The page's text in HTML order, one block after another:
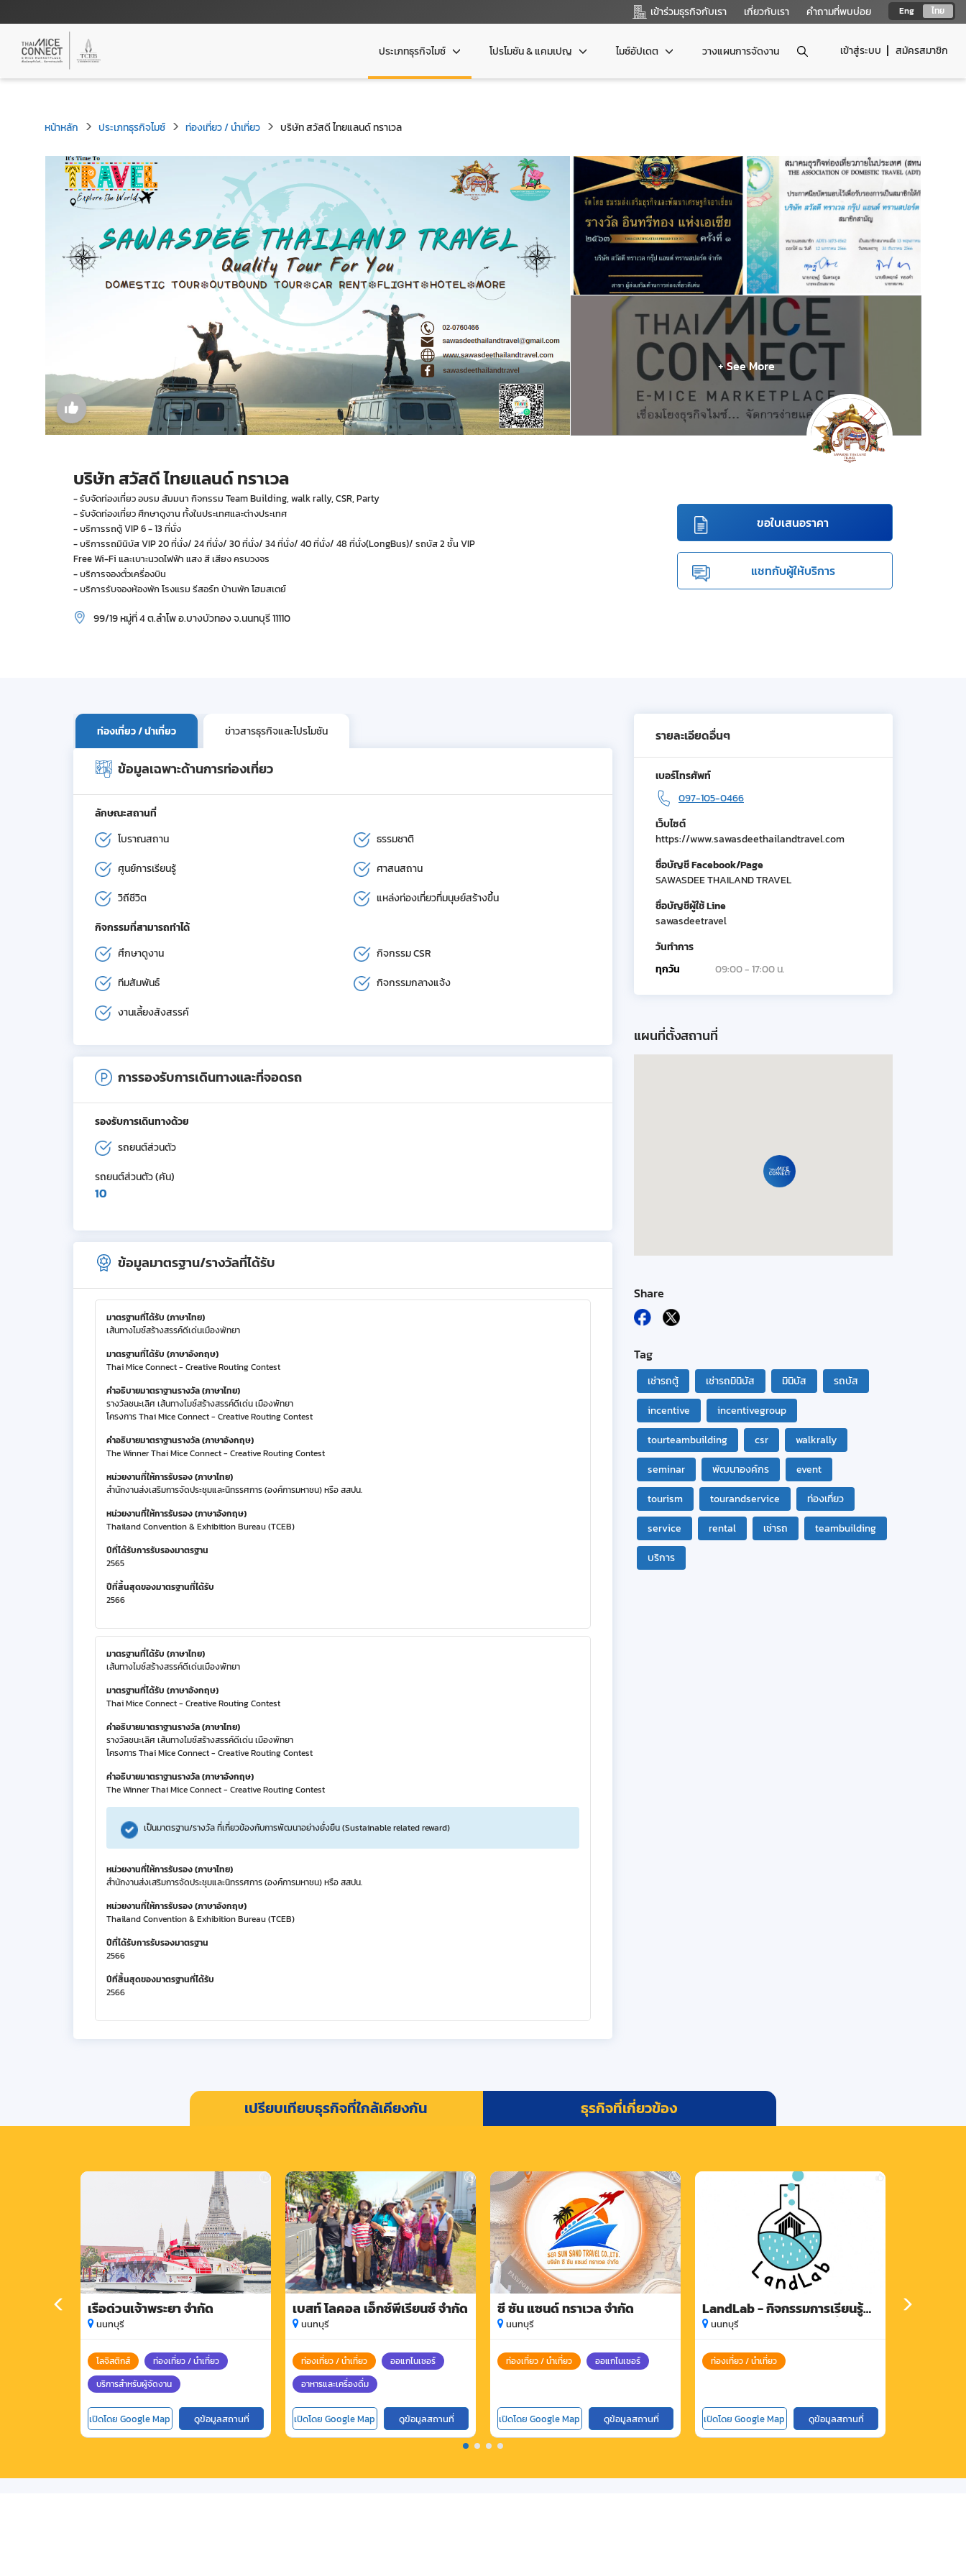
Eng ไทย
เข้าร่วมธุรกิจกับเรา เกี่ยวกับเรา คำถามที่พบบ่อย
เข้าสู่ระบบ สมัครสมาชิก
ประเภทธุรกิจไมซ์ โปรโมชัน & แคมเปญ ไมซ์อัปเดต วางแผนการจัดงาน
หน้าหลัก ประเภทธุรกิจไมซ์ ท่องเที่ยว / นำเที่ยว บริษัท สวัสดี ไทยแลนด์ ทราเวล
+ See More
บริษัท สวัสดี ไทยแลนด์ ทราเวล
- รับจัดท่องเที่ยว อบรม สัมมนา กิจกรรม Team Building, walk rally, CSR, Party
- รับจัดท่องเที่ยว ศึกษาดูงาน ทั้งในประเทศและต่างประเทศ
- บริการรถตู้ VIP 6 - 13 ที่นั่ง
- บริการรถมินิบัส VIP 20 ที่นั่ง/ 24 ที่นั่ง/ 30 ที่นั่ง/ 34 ที่นั่ง/ 40 ที่นั่ง/ 48 ที่นั่ง(LongBus)/ รถบัส 2 ชั้น VIP
Free Wi-Fi และเบาะนวดไฟฟ้า แสง สี เสียง ครบวงจร
- บริการจองตั๋วเครื่องบิน
- บริการรับจองห้องพัก โรงแรม รีสอร์ท บ้านพัก โฮมสเตย์
99/19 หมู่ที่ 4 ต.ลำโพ อ.บางบัวทอง จ.นนทบุรี 11110
ขอใบเสนอราคา
แชทกับผู้ให้บริการ
ท่องเที่ยว / นำเที่ยว ข่าวสารธุรกิจและโปรโมชัน
ข้อมูลเฉพาะด้านการท่องเที่ยว
ลักษณะสถานที่
โบราณสถาน
ธรรมชาติ
ศูนย์การเรียนรู้
ศาสนสถาน
วิถีชีวิต
แหล่งท่องเที่ยวที่มนุษย์สร้างขึ้น
กิจกรรมที่สามารถทำได้
ศึกษาดูงาน
กิจกรรม CSR
ทีมสัมพันธ์
กิจกรรมกลางแจ้ง
งานเลี้ยงสังสรรค์
การรองรับการเดินทางและที่จอดรถ
รองรับการเดินทางด้วย
รถยนต์ส่วนตัว
รถยนต์ส่วนตัว (คัน)
10
ข้อมูลมาตรฐาน/รางวัลที่ได้รับ
มาตรฐานที่ได้รับ (ภาษาไทย)
เส้นทางไมซ์สร้างสรรค์ดีเด่นเมืองพัทยา
มาตรฐานที่ได้รับ (ภาษาอังกฤษ)
Thai Mice Connect - Creative Routing Contest
คำอธิบายมาตราฐานรางวัล (ภาษาไทย)
รางวัลชนะเลิศ เส้นทางไมซ์สร้างสรรค์ดีเด่น เมืองพัทยา
โครงการ Thai Mice Connect - Creative Routing Contest
คำอธิบายมาตราฐานรางวัล (ภาษาอังกฤษ)
The Winner Thai Mice Connect - Creative Routing Contest
หน่วยงานที่ให้การรับรอง (ภาษาไทย)
สำนักงานส่งเสริมการจัดประชุมและนิทรรศการ (องค์การมหาชน) หรือ สสปน.
หน่วยงานที่ให้การรับรอง (ภาษาอังกฤษ)
Thailand Convention & Exhibition Bureau (TCEB)
ปีที่ได้รับการรับรองมาตรฐาน
2565
ปีที่สิ้นสุดของมาตรฐานที่ได้รับ
2566
มาตรฐานที่ได้รับ (ภาษาไทย)
เส้นทางไมซ์สร้างสรรค์ดีเด่นเมืองพัทยา
มาตรฐานที่ได้รับ (ภาษาอังกฤษ)
Thai Mice Connect - Creative Routing Contest
คำอธิบายมาตราฐานรางวัล (ภาษาไทย)
รางวัลชนะเลิศ เส้นทางไมซ์สร้างสรรค์ดีเด่น เมืองพัทยา
โครงการ Thai Mice Connect - Creative Routing Contest
คำอธิบายมาตราฐานรางวัล (ภาษาอังกฤษ)
The Winner Thai Mice Connect - Creative Routing Contest
เป็นมาตรฐาน/รางวัล ที่เกี่ยวข้องกับการพัฒนาอย่างยั่งยืน (Sustainable related reward)
หน่วยงานที่ให้การรับรอง (ภาษาไทย)
สำนักงานส่งเสริมการจัดประชุมและนิทรรศการ (องค์การมหาชน) หรือ สสปน.
หน่วยงานที่ให้การรับรอง (ภาษาอังกฤษ)
Thailand Convention & Exhibition Bureau (TCEB)
ปีที่ได้รับการรับรองมาตรฐาน
2566
ปีที่สิ้นสุดของมาตรฐานที่ได้รับ
2566
รายละเอียดอื่นๆ
เบอร์โทรศัพท์
097-105-0466
เว็บไซต์
https://www.sawasdeethailandtravel.com
ชื่อบัญชี Facebook/Page
SAWASDEE THAILAND TRAVEL
ชื่อบัญชีผู้ใช้ Line
sawasdeetravel
วันทำการ
ทุกวัน
09:00 - 17:00 น.
แผนที่ตั้งสถานที่
Share
Tag
เช่ารถตู้ เช่ารถมินิบัส มินิบัส
รถบัส
incentive
incentivegroup
tourteambuilding
csr
walkrally
seminar
พัฒนาองค์กร
event
tourism
tourandservice
ท่องเที่ยว
service
rental เช่ารถ
teambuilding
บริการ
เปรียบเทียบธุรกิจที่ใกล้เคียงกัน ธุรกิจที่เกี่ยวข้อง
เรือด่วนเจ้าพระยา จำกัด
นนทบุรี
โลจิสติกส์
ท่องเที่ยว / นำเที่ยว
บริการสำหรับผู้จัดงาน
เปิดโดย Google Map ดูข้อมูลสถานที่
เบสท์ โลคอล เอ็กซ์พีเรียนซ์ จำกัด
นนทบุรี
ท่องเที่ยว / นำเที่ยว
ออแกไนเซอร์
อาหารและเครื่องดื่ม
เปิดโดย Google Map ดูข้อมูลสถานที่
ซี ซัน แซนด์ ทราเวล จำกัด
นนทบุรี
ท่องเที่ยว / นำเที่ยว ออแกไนเซอร์
เปิดโดย Google Map ดูข้อมูลสถานที่
LandLab - กิจกรรมการเรียนรู้
สำหรับครอบครัว พาลูกเที่ยวใกล้
นนทบุรี
ท่องเที่ยว / นำเที่ยว
เปิดโดย Google Map ดูข้อมูลสถานที่
เพนกวิ้น